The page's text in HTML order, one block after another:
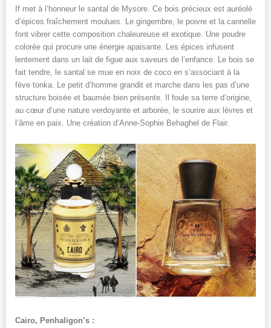
If met à l’honneur le santal de Mysore. Ce bois précieux est auréolé
d’épices fraîchement moulues. Le gingembre, le poivre et la cannelle
font vibrer cette composition chaleureuse et exotique. Une poudre
colorée qui procure une énergie apaisante. Les épices infusent
lentement dans un lait de figue aux saveurs de l’enfance. Le bois se
fait tendre, le santal se mue en noix de coco en s’associant à la
fève tonka. Le petit d’homme grandit et marche dans les pas d’une
structure boisée et baumée bien présente. Il foule sa terre d’origine,
au cœur d’une nature verdoyante et arborée, le sourire aux lèvres et
l’âme en paix. Une création d’Anne-Sophie Behaghel de Flair.
Cairo, Penhaligon’s :